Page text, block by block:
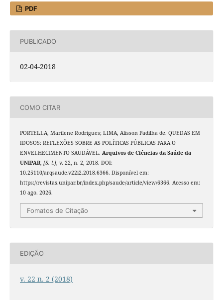
PDF
PUBLICADO
02-04-2018
COMO CITAR
PORTELLA, Marilene Rodrigues; LIMA, Alisson Padilha de. QUEDAS EM
IDOSOS: REFLEXÕES SOBRE AS POLÍTICAS PÚBLICAS PARA O
ENVELHECIMENTO SAUDÁVEL. Arquivos de Ciências da Saúde da
UNIPAR, [S. l.], v. 22, n. 2, 2018. DOI:
10.25110/arqsaude.v22i2.2018.6366. Disponível em:
https://revistas.unipar.br/index.php/saude/article/view/6366. Acesso em:
10 ago. 2026.
Fomatos de Citação
EDIÇÃO
v. 22 n. 2 (2018)